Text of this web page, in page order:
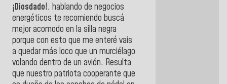
¡Diosdado!, hablando de negocios
energéticos te recomiendo buscá
mejor acomodo en la silla negra
porque con esto que me enteré vais
a quedar más loco que un murciélago
volando dentro de un avión. Resulta
que nuestro patriota cooperante que